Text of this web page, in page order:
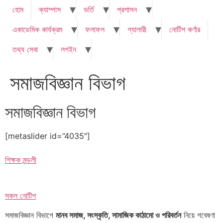
হোম ক্যাম্পাস ভর্তি
প্রশাসন
একাডেমিক কার্যক্রম
ফলাফল গ্যালারী
নোটিশ কর্ণার
তথ্য সেবা
লগইন
সমাজবিজ্ঞান বিভাগ
সমাজবিজ্ঞান বিভাগ
[metaslider id=”4035″]
শিক্ষক মন্ডলী
সকল নোটিশ
সমাজবিজ্ঞান বিভাগে মানব সমাজ, সংস্কৃতি, সামাজিক কাঠামো ও পরিবর্তননিয়ে গবেষণা